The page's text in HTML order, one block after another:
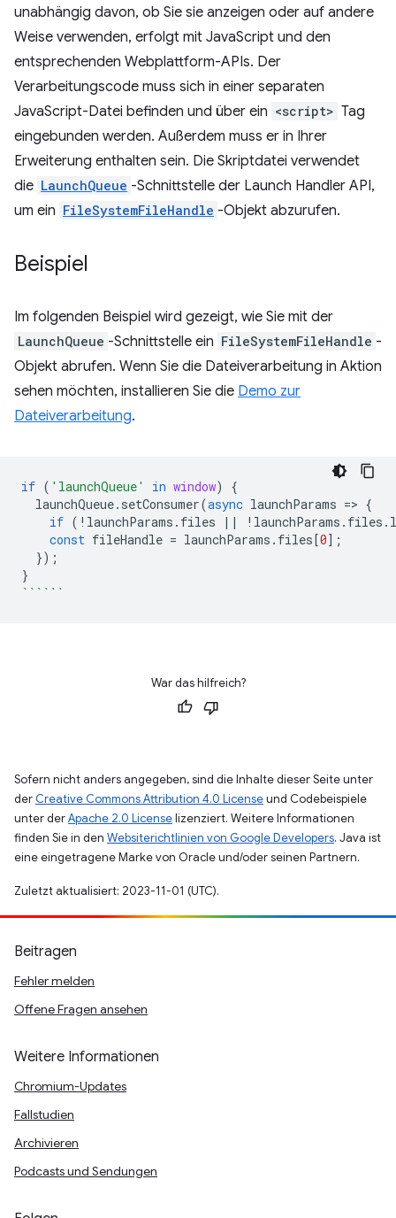
unabhängig davon, ob Sie sie anzeigen oder auf andere
Weise verwenden, erfolgt mit JavaScript und den
entsprechenden Webplattform-APIs. Der
Verarbeitungscode muss sich in einer separaten
JavaScript-Datei befinden und über ein <script> Tag
eingebunden werden. Außerdem muss er in Ihrer
Erweiterung enthalten sein. Die Skriptdatei verwendet
die LaunchQueue -Schnittstelle der Launch Handler API,
um ein FileSystemFileHandle -Objekt abzurufen.
Beispiel
Im folgenden Beispiel wird gezeigt, wie Sie mit der
LaunchQueue -Schnittstelle ein FileSystemFileHandle -
Objekt abrufen. Wenn Sie die Dateiverarbeitung in Aktion
sehen möchten, installieren Sie die Demo zur
Dateiverarbeitung.
if ( 'launchQueue' in window)
{
launchQueue. setConsumer(async launchParams => {
if ( ! launchParams . files || ! launchParams . files .
const fileHandle = launchParams . files[0];
});
}
``````
War das hilfreich?
Sofern nicht anders angegeben, sind die Inhalte dieser Seite unter
der Creative Commons Attribution 4.0 Licenseund Codebeispiele
unter derApache 2.0 Licenselizenziert. Weitere Informationen
finden Sie in den Websiterichtlinien von Google Developers. Java ist
eine eingetragene Marke von Oracle und/oder seinen Partnern.
Zuletzt aktualisiert: 2023-11-01 (UTC).
Beitragen
Fehler melden
Offene Fragen ansehen
Weitere Informationen
Chromium-Updates
Fallstudien
Archivieren
Podcasts und Sendungen